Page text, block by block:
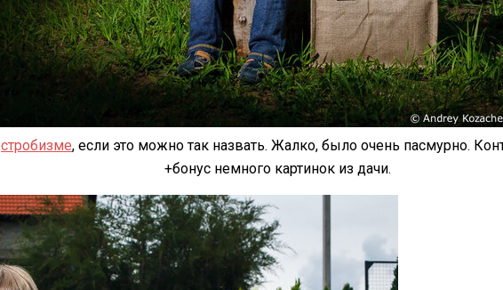
стробизме, если это можно так назвать. Жалко, было очень пасмурно.
+бонус немного картинок из дачи.